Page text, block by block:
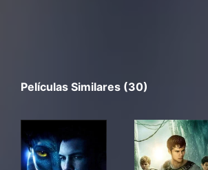
Películas Similares (30)